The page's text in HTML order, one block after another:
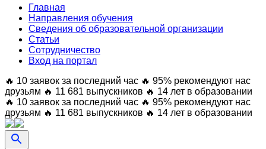
Главная
Направления обучения
Сведения об образовательной организации
Статьи
Сотрудничество
Вход на портал
🔥 10 заявок за последний час 🔥 95% рекомендуют нас
друзьям 🔥 11 681 выпускников 🔥 14 лет в образовании
🔥 10 заявок за последний час 🔥 95% рекомендуют нас
друзьям 🔥 11 681 выпускников 🔥 14 лет в образовании